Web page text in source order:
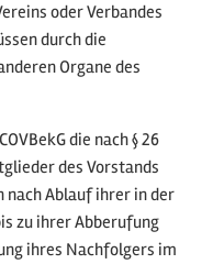
oder Verbandes
durch die
Organe des
die nach § 26
des Vorstands
nach Ablauf ihrer in der
zu ihrer Abberufung
ihres Nachfolgers im